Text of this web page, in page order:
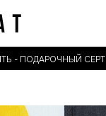
- ПОДАРОЧНЫЙ